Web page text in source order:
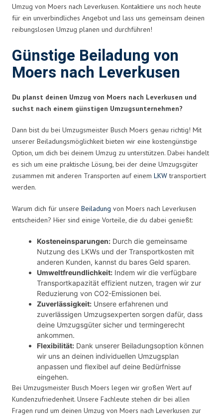
Umzug von Moers nach Leverkusen. Kontaktiere uns noch heute
für ein unverbindliches Angebot und lass uns gemeinsam deinen
reibungslosen Umzug planen und durchführen!
Günstige Beiladung von
Moers nach Leverkusen
Du planst deinen Umzug von Moers nach Leverkusen und
suchst nach einem günstigen Umzugsunternehmen?
Dann bist du bei Umzugsmeister Busch Moers genau richtig! Mit
unserer Beiladungsmöglichkeit bieten wir eine kostengünstige
Option, um dich bei deinem Umzug zu unterstützen. Dabei handelt
es sich um eine praktische Lösung, bei der deine Umzugsgüter
zusammen mit anderen Transporten auf einem LKWtransportiert
werden.
Warum dich für unsere Beiladung von Moers nach Leverkusen
entscheiden? Hier sind einige Vorteile, die du dabei genießt:
Kosteneinsparungen: Durch die gemeinsame
Nutzung des LKWs und der Transportkosten mit
anderen Kunden, kannst du bares Geld sparen.
Umweltfreundlichkeit: Indem wir die verfügbare
Transportkapazität effizient nutzen, tragen wir zur
Reduzierung von CO2-Emissionen bei.
Zuverlässigkeit: Unsere erfahrenen und
zuverlässigen Umzugsexperten sorgen dafür, dass
deine Umzugsgüter sicher und termingerecht
ankommen.
Flexibilität: Dank unserer Beiladungsoption können
wir uns an deinen individuellen Umzugsplan
anpassen und flexibel auf deine Bedürfnisse
eingehen.
Bei Umzugsmeister Busch Moers legen wir großen Wert auf
Kundenzufriedenheit. Unsere Fachleute stehen dir bei allen
Fragen rund um deinen Umzug von Moers nach Leverkusen zur